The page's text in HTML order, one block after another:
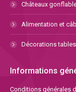
Châteaux
Alimentation et
Décorations
Informations
Conditions générales